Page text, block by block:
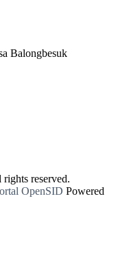
Balongbesuk
rights reserved.
OpenSID Powered